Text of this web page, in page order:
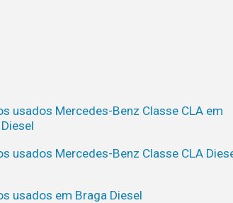
usados Mercedes-Benz Classe CLA em
usados Mercedes-Benz Classe CLA
usados em Braga Diesel